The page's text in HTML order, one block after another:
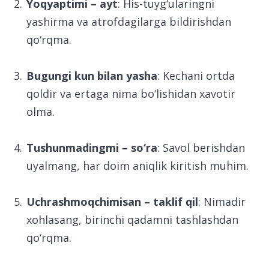
Yoqyaptimi – ayt: His-tuyg‘ularingni
yashirma va atrofdagilarga bildirishdan
qo‘rqma.
Bugungi kun bilan yasha: Kechani ortda
qoldir va ertaga nima bo‘lishidan xavotir
olma.
Tushunmadingmi – so‘ra: Savol berishdan
uyalmang, har doim aniqlik kiritish muhim.
Uchrashmoqchimisan – taklif qil: Nimadir
xohlasang, birinchi qadamni tashlashdan
qo‘rqma.